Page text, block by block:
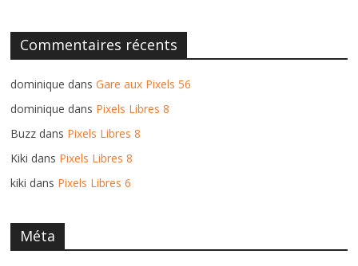
Commentaires récents
dominique dansGare aux Pixels 56
dominique dans Pixels Libres 8
Buzz dans Pixels Libres 8
Kiki dans Pixels Libres 8
kiki dans Pixels Libres 6
Méta